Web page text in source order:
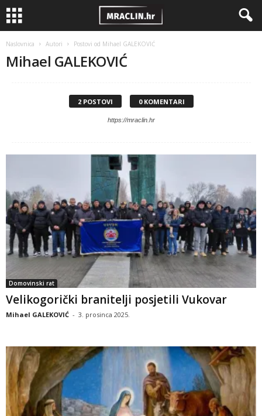
Naslovnica Autori Postovi od Mihael GALEKOVIĆ
Mihael GALEKOVIĆ
2 POSTOVI 0 KOMENTARI
https://mraclin.hr
Domovinski rat
Velikogorički branitelji posjetili Vukovar
Mihael GALEKOVIĆ - 3. prosinca 2025.